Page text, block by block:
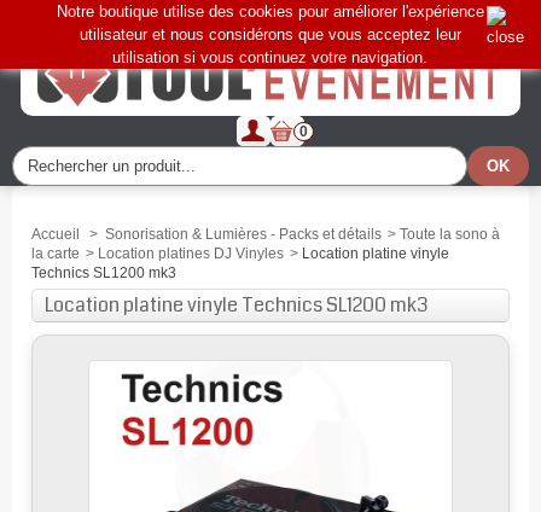
0
Notre boutique utilise des cookies pour améliorer l'expérience
utilisateur et nous considérons que vous acceptez leur
utilisation si vous continuez votre navigation.
Accueil > Sonorisation & Lumières - Packs et détails > Toute la sono à
la carte > Location platines DJ Vinyles > Location platine vinyle
Technics SL1200 mk3
Location platine vinyle Technics SL1200 mk3